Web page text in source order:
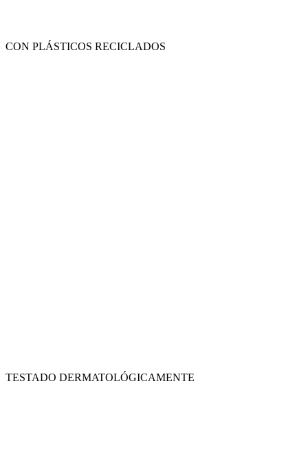
CON PLÁSTICOS RECICLADOS
TESTADO DERMATOLÓGICAMENTE